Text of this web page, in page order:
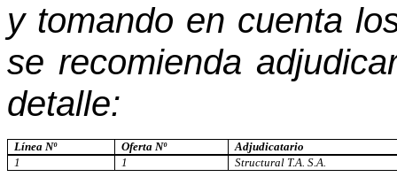
y tomando en cuenta
se recomienda
detalle:
Línea Nº Oferta Nº
Adjudicatario
1
1 Structural T.A. S.A.